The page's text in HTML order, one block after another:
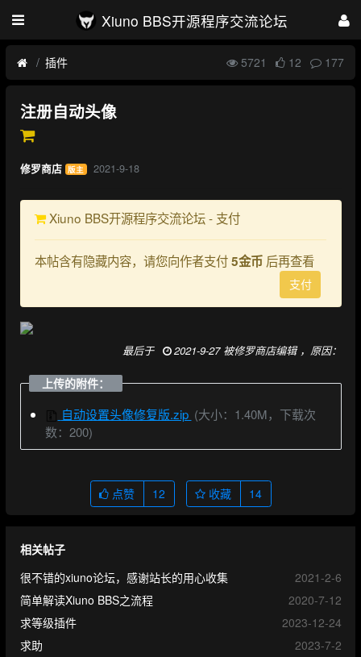
Xiuno BBS开源程序交流论坛
插件 5721 12 177
注册自动头像
修罗商店 版主 2021-9-18
Xiuno BBS开源程序交流论坛 - 支付
本帖含有隐藏内容，请您向作者支付5金币 后再查看
支付
最后于 2021-9-27 被修罗商店编辑 ，原因：
上传的附件：
自动设置头像修复版.zip (大小：1.40M，下载次
数：200)
点赞 12 收藏 14
相关帖子
很不错的xiuno论坛，感谢站长的用心收集
2021-2-6
简单解读Xiuno BBS之流程
2020-7-12
求等级插件
2023-12-24
求助
2023-7-2